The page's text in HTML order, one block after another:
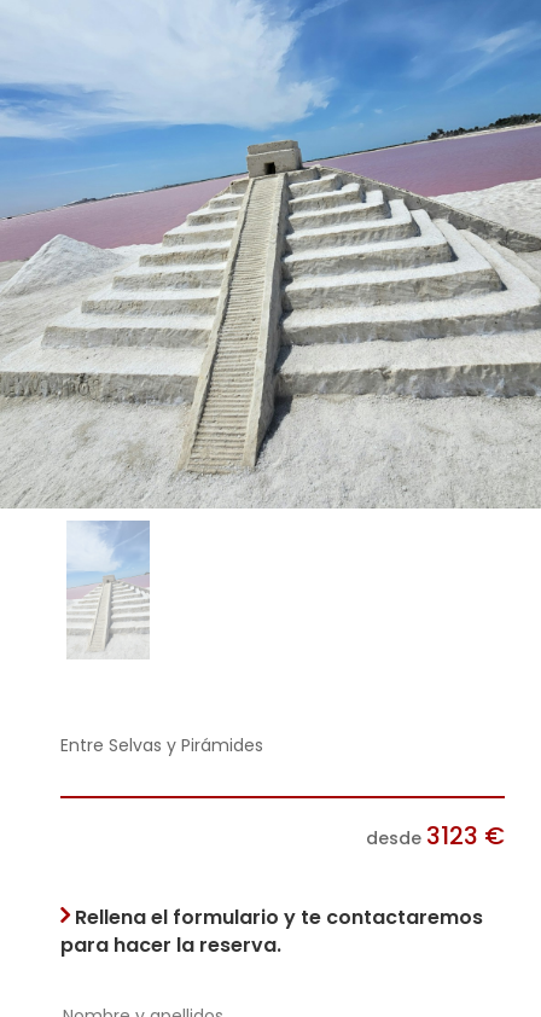
Entre Selvas y Pirámides
desde 3123 €
Rellena el formulario y te contactaremos
para hacer la reserva.